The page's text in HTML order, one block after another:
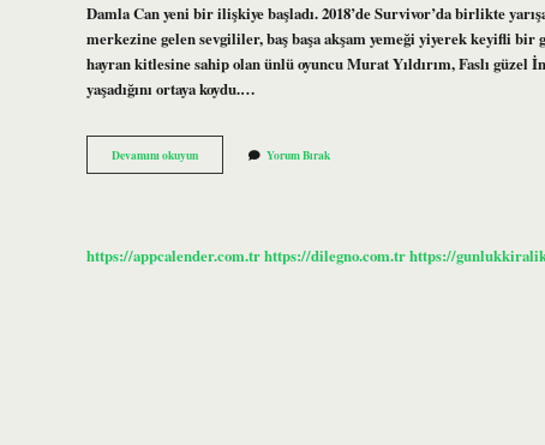
Damla Can yeni bir ilişkiye başladı. 2018’de Survivor’da birlikte
merkezine gelen sevgililer, baş başa akşam yemeği yiyerek keyifli
hayran kitlesine sahip olan ünlü oyuncu Murat Yıldırım, Faslı güzel
yaşadığını ortaya koydu.…
Devamını okuyunSurvivor
Murat
Yorum Bırak
https://appcalender.com.trhttps://dilegno.com.trhttps://